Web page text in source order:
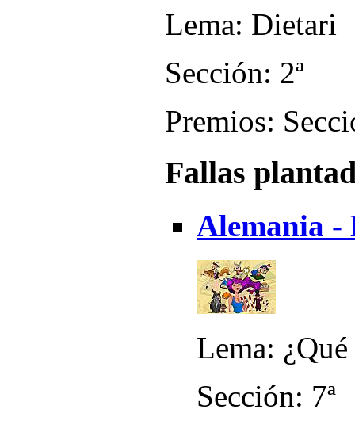
Lema: Dietari
Sección: 2ª
Premios:
Fallas
Alemania -
Lema:
Sección: 7ª